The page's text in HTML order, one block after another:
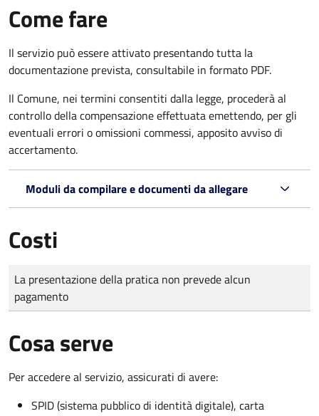
Come fare
Il servizio può essere attivato presentando tutta la
documentazione prevista, consultabile in formato PDF.
Il Comune, nei termini consentiti dalla legge, procederà al
controllo della compensazione effettuata emettendo, per gli
eventuali errori o omissioni commessi, apposito avviso di
accertamento.
Moduli da compilare e documenti da allegare
Costi
Tipo di pagamento
Importo
La presentazione della pratica non prevede alcun
pagamento
Cosa serve
Per accedere al servizio, assicurati di avere:
SPID (sistema pubblico di identità digitale), carta